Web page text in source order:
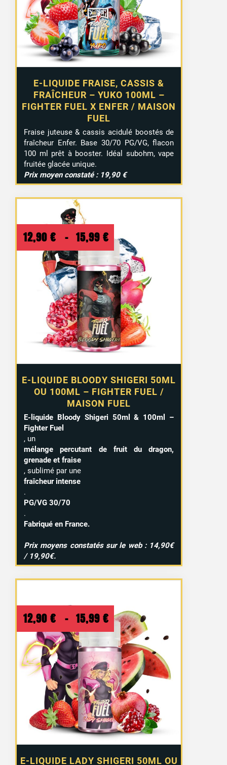
E-LIQUIDE FRAISE, CASSIS &
FRAÎCHEUR – YUKO 100ML –
FIGHTER FUEL X ENFER / MAISON
FUEL
Fraise juteuse & cassis acidulé boostés de
fraîcheur Enfer. Base 30/70 PG/VG, flacon
100 ml prêt à booster. Idéal subohm, vape
fruitée glacée unique.
Prix moyen constaté : 19,90 €
E-LIQUIDE BLOODY SHIGERI 50ML
OU 100ML – FIGHTER FUEL /
MAISON FUEL
12,90 € – 15,99 € Plage
de
prix :
12,90 €
à
15,99 €
E-liquide Bloody Shigeri 50ml & 100ml –
Fighter Fuel
, un
mélange percutant de fruit du dragon,
grenade et fraise
, sublimé par une
fraîcheur intense
.
PG/VG 30/70
.
Fabriqué en France.
Prix moyens constatés sur le web : 14,90€
/ 19,90€.
E-LIQUIDE LADY SHIGERI 50ML OU
12,90 € – 15,99 € Plage
de
prix :
12,90 €
à
15,99 €